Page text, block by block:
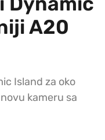
A20
Island za oko
kameru sa